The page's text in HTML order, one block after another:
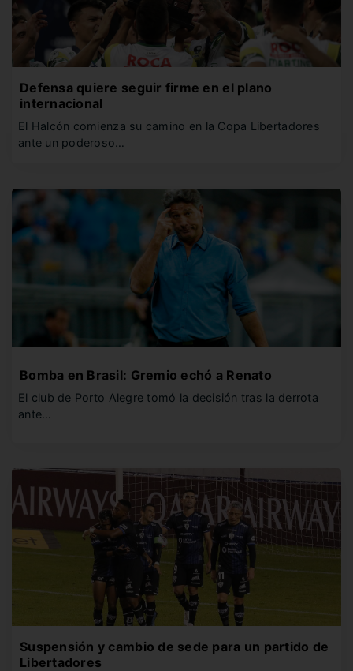
Defensa quiere seguir firme en el plano
internacional
El Halcón comienza su camino en la Copa Libertadores
ante un poderoso…
Bomba en Brasil: Gremio echó a Renato
El club de Porto Alegre tomó la decisión tras la derrota
ante…
Suspensión y cambio de sede para un partido de
Libertadores